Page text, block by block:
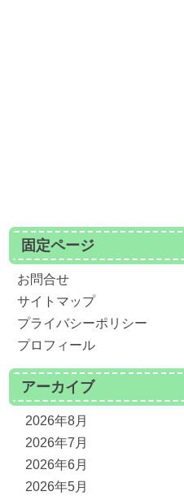
固定ページ
お問合せ
サイトマップ
プライバシーポリシー
プロフィール
アーカイブ
2026年8月
2026年7月
2026年6月
2026年5月